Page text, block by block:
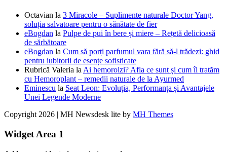
Octavian la 3 Miracole – Suplimente naturale Doctor Yang,
soluția salvatoare pentru o sănătate de fier
eBogdan la Pulpe de pui în bere și miere – Rețetă delicioasă
de sărbătoare
eBogdan la Cum să porți parfumul vara fără să-l trădezi: ghid
pentru iubitorii de esențe sofisticate
Rubrică Valeria la Ai hemoroizi? Afla ce sunt și cum îi tratăm
cu Hemoroplant – remedii naturale de la Ayurmed
Eminescu la Seat Leon: Evoluția, Performanța și Avantajele
Unei Legende Moderne
Copyright 2026 | MH Newsdesk lite by MH Themes
Widget Area 1